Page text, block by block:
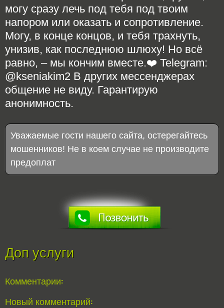
могу сразу лечь под тебя под твоим
напором или оказать и сопротивление.
Могу, в конце концов, и тебя трахнуть,
унизив, как последнюю шлюху! Но всё
равно, – мы кончим вместе.❤️ Telegram:
@kseniakim2 В других мессенджерах
общение не виду. Гарантирую
анонимность.
Уважаемые гости нашего сайта, остерегайтесь
мошенников! Не в коем случае не производите
предоплат
Доп услуги
Комментарии:
Новый комментарий: